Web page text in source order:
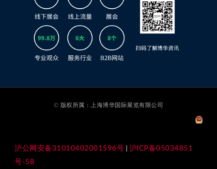
© 版权所属：上海博华国际展览有限公司
沪公网安备31010402001596号
沪ICP备05034851
号-58